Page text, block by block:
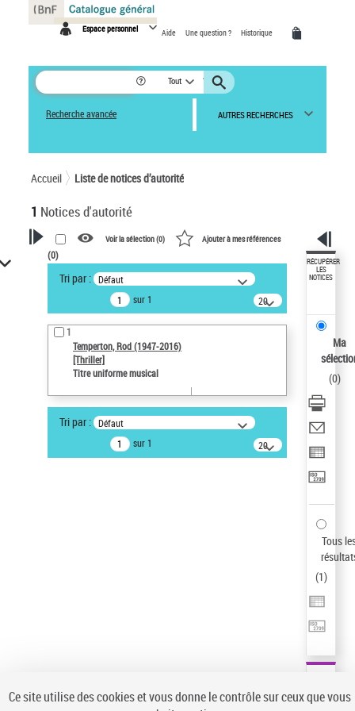
Espace personnel Aide Une question ? Historique
Tout
Recherche avancée AUTRES RECHERCHES
Accueil Liste de notices d’autorité
1 Notices d'autorité
VOTRE RECHERCHE
Recherche avancée dans les
notices d’autorité
Œuvres liées à l'auteur :
Temperton, Rod (1947-2016)
Auteur d’œuvre
ne s'applique pas
Type de notice d'autorité
Voir la sélection (0) Ajouter à mes références
(0)
Tri par : Défaut
sur 1
20
résultats/page
1
Temperton, Rod (1947-2016)
[Thriller]
Titre uniforme musical
Tri par : Défaut
sur 1
20
résultats/page
RÉCUPÉRER
LES
NOTICES
Ma
(0)
Tous
(1)
Panneau de gestion des cookies
Ce site utilise des cookies et vous donne le contrôle sur ceux que vous